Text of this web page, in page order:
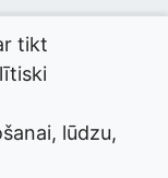
tikt
lūdzu,